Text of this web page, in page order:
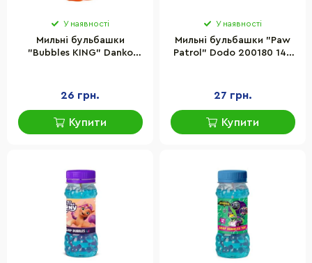
У наявності
Мильні бульбашки
"Bubbles KING" Danko
26 грн.
Купити
У наявності
Мильні бульбашки "Paw
Patrol" Dodo 200180 145
27 грн.
Купити